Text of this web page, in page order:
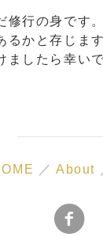
修行の身です
るかと存じま
ましたら幸いで
／ About